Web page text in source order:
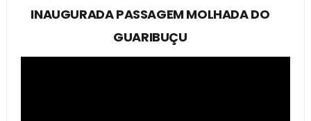
INAUGURADA PASSAGEM MOLHADA DO
GUARIBUÇU